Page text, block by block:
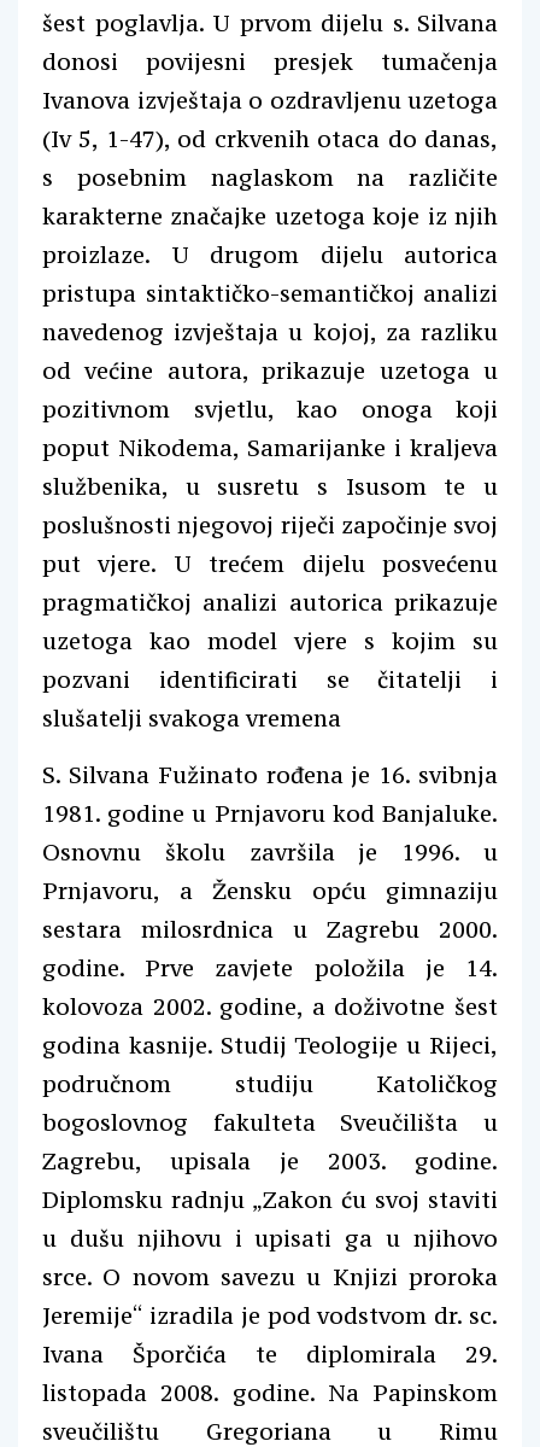
šest poglavlja. U prvom dijelu s. Silvana
donosi povijesni presjek tumačenja
Ivanova izvještaja o ozdravljenu uzetoga
(Iv 5, 1-47), od crkvenih otaca do danas,
s posebnim naglaskom na različite
karakterne značajke uzetoga koje iz njih
proizlaze. U drugom dijelu autorica
pristupa sintaktičko-semantičkoj analizi
navedenog izvještaja u kojoj, za razliku
od većine autora, prikazuje uzetoga u
pozitivnom svjetlu, kao onoga koji
poput Nikodema, Samarijanke i kraljeva
službenika, u susretu s Isusom te u
poslušnosti njegovoj riječi započinje svoj
put vjere. U trećem dijelu posvećenu
pragmatičkoj analizi autorica prikazuje
uzetoga kao model vjere s kojim su
pozvani identificirati se čitatelji i
slušatelji svakoga vremena
S. Silvana Fužinato rođena je 16. svibnja
1981. godine u Prnjavoru kod Banjaluke.
Osnovnu školu završila je 1996. u
Prnjavoru, a Žensku opću gimnaziju
sestara milosrdnica u Zagrebu 2000.
godine. Prve zavjete položila je 14.
kolovoza 2002. godine, a doživotne šest
godina kasnije. Studij Teologije u Rijeci,
područnom studiju Katoličkog
bogoslovnog fakulteta Sveučilišta u
Zagrebu, upisala je 2003. godine.
Diplomsku radnju „Zakon ću svoj staviti
u dušu njihovu i upisati ga u njihovo
srce. O novom savezu u Knjizi proroka
Jeremije“ izradila je pod vodstvom dr. sc.
Ivana Šporčića te diplomirala 29.
listopada 2008. godine. Na Papinskom
sveučilištu Gregoriana u Rimu